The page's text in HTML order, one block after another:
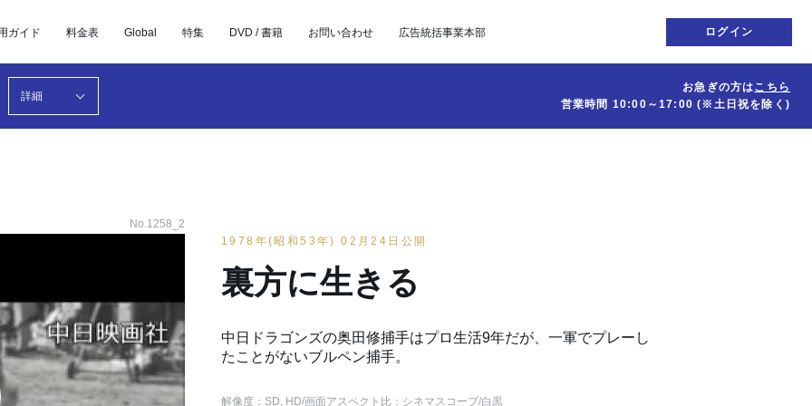
ガイド 料金表 Global 特集 DVD / 書籍 お問い合わせ 広告統括事業本部 ログイン
詳細
お急ぎの方はこちら
営業時間 10:00～17:00(※土日祝を除く)
No.1258_2
1978年(昭和53年) 02月24日公開
裏方に生きる
中日ドラゴンズの奥田修捕手はプロ生活9年だが、一軍でプレーし
たことがないブルペン捕手。
解像度：SD, HD/画面アスペクト比：シネマスコープ/白黒